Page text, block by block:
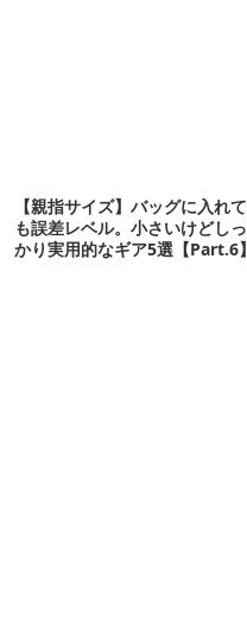
【親指サイズ】バッグに入れて
も誤差レベル。小さいけどしっ
かり実用的なギア5選【Part.6】